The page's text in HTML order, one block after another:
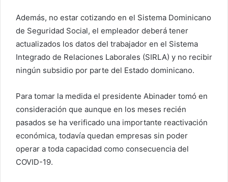
Además, no estar cotizando en el Sistema Dominicano
de Seguridad Social, el empleador deberá tener
actualizados los datos del trabajador en el Sistema
Integrado de Relaciones Laborales (SIRLA) y no recibir
ningún subsidio por parte del Estado dominicano.
Para tomar la medida el presidente Abinader tomó en
consideración que aunque en los meses recién
pasados se ha verificado una importante reactivación
económica, todavía quedan empresas sin poder
operar a toda capacidad como consecuencia del
COVID-19.